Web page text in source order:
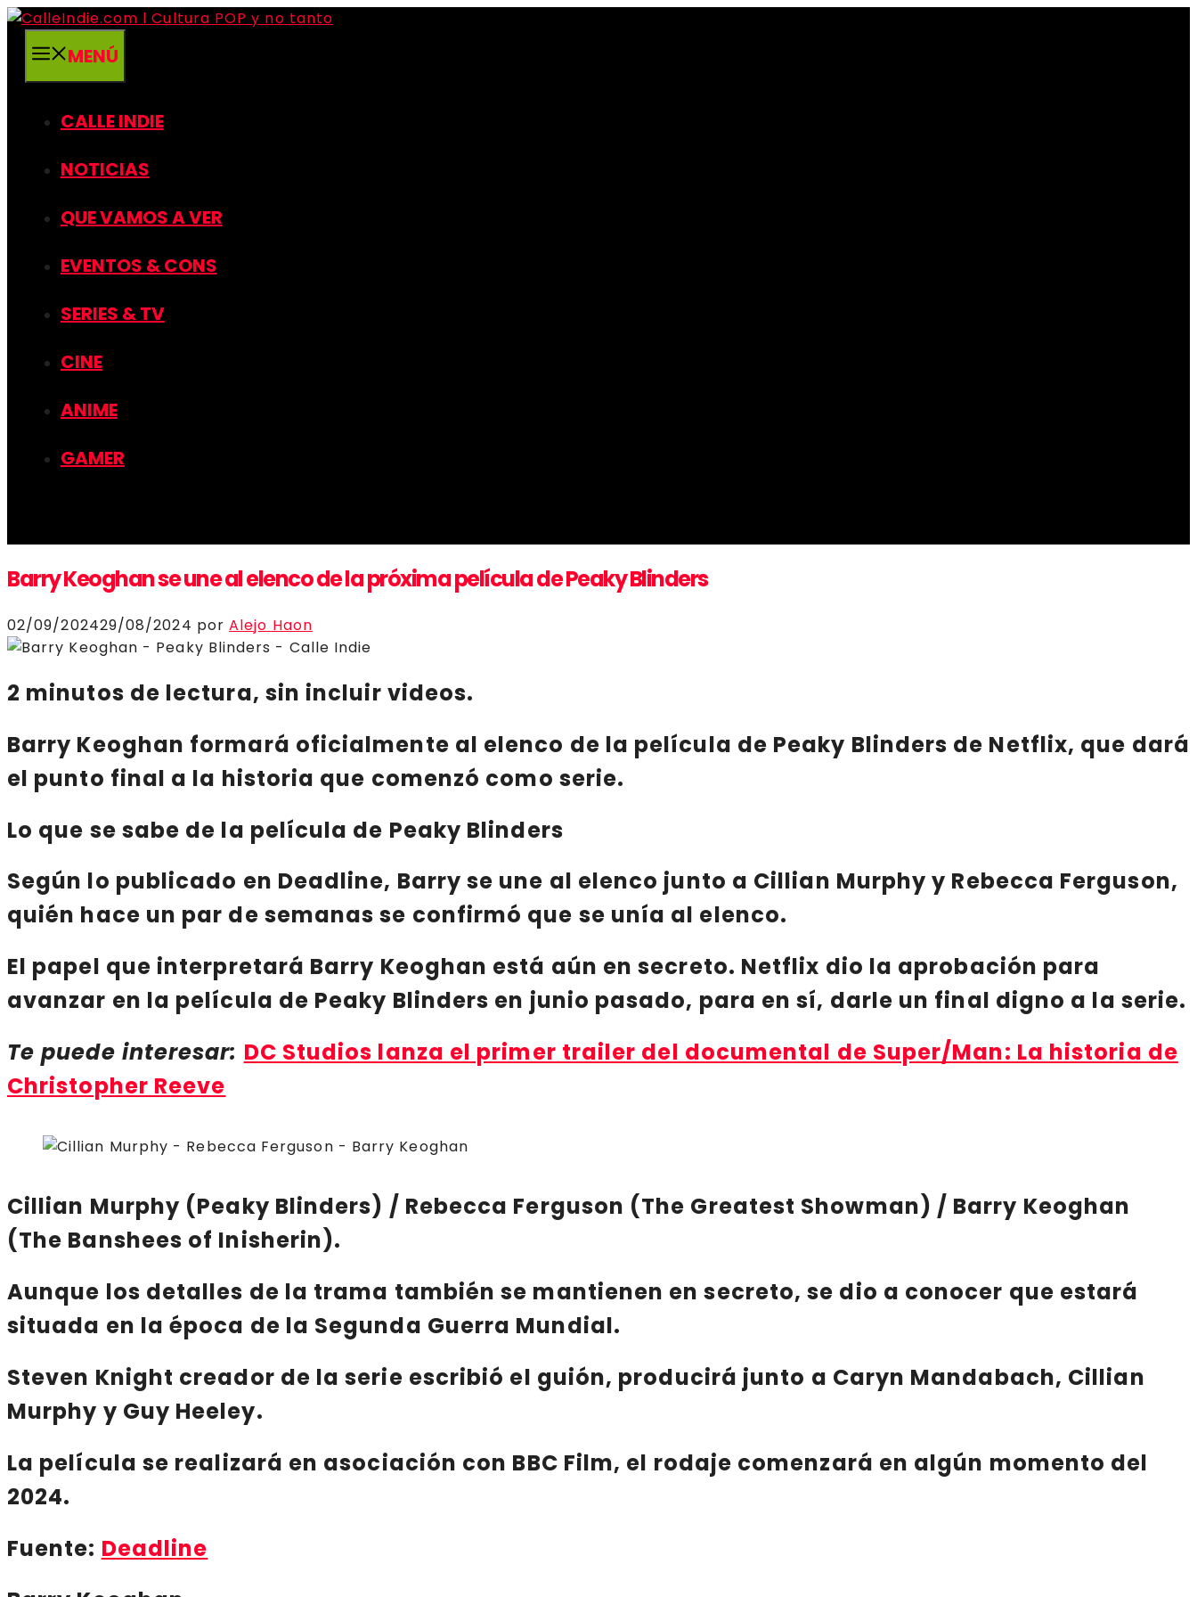
Saltar
contenidoMENÚ
CALLE INDIE
NOTICIAS
QUE VAMOS A VER
EVENTOS & CONS
SERIES & TV
CINE
ANIME
GAMER
Barry Keoghan se une al elenco de la próxima película de Peaky Blinders
02/09/202429/08/2024 porAlejo Haon
2 minutos de lectura, sin incluir videos.
Barry Keoghan formará oficialmente al elenco de la película de Peaky Blinders de Netflix, que dará
el punto final a la historia que comenzó como serie.
Lo que se sabe de la película de Peaky Blinders
Según lo publicado en Deadline, Barry se une al elenco junto a Cillian Murphy y Rebecca Ferguson,
quién hace un par de semanas se confirmó que se unía al elenco.
El papel que interpretará Barry Keoghan está aún en secreto. Netflix dio la aprobación para
avanzar en la película de Peaky Blinders en junio pasado, para en sí, darle un final digno a la serie.
Te puede interesar: DC Studios lanza el primer trailer del documental de Super/Man: La historia de
Christopher Reeve
Cillian Murphy (Peaky Blinders) / Rebecca Ferguson (The Greatest Showman) / Barry Keoghan
(The Banshees of Inisherin).
Aunque los detalles de la trama también se mantienen en secreto, se dio a conocer que estará
situada en la época de la Segunda Guerra Mundial.
Steven Knight creador de la serie escribió el guión, producirá junto a Caryn Mandabach, Cillian
Murphy y Guy Heeley.
La película se realizará en asociación con BBC Film, el rodaje comenzará en algún momento del
2024.
Fuente: Deadline